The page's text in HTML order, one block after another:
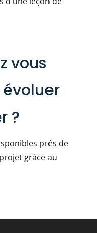
vous
?
près de
grâce au